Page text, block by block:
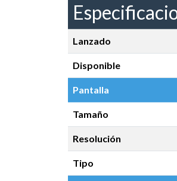
Lanzado
Disponible
Pantalla
Tamaño
Resolución
Tipo